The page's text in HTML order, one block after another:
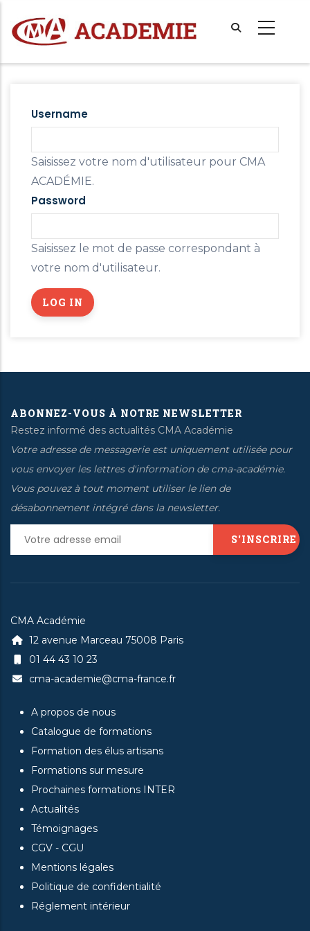
au
contenu
principal
tabsUsername
Saisissez votre nom d'utilisateur pour CMA
ACADÉMIE.
Password
Saisissez le mot de passe correspondant à
votre nom d'utilisateur.
ABONNEZ-VOUS À NOTRE NEWSLETTER
Restez informé des actualités CMA Académie
Votre adresse de messagerie est uniquement utilisée pour
vous envoyer les lettres d'information de cma-académie.
Vous pouvez à tout moment utiliser le lien de
désabonnement intégré dans la newsletter.
CMA Académie
12 avenue Marceau 75008 Paris
01 44 43 10 23
cma-academie@cma-france.fr
A propos de nous
Catalogue de formations
Formation des élus artisans
Formations sur mesure
Prochaines formations INTER
Actualités
Témoignages
CGV - CGU
Mentions légales
Politique de confidentialité
Réglement intérieur